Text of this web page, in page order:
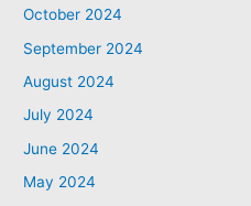
October 2024
September 2024
August 2024
July 2024
June 2024
May 2024